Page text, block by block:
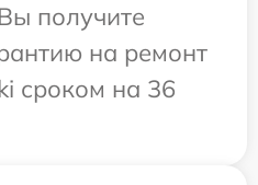
получите
на ремонт
сроком на 36